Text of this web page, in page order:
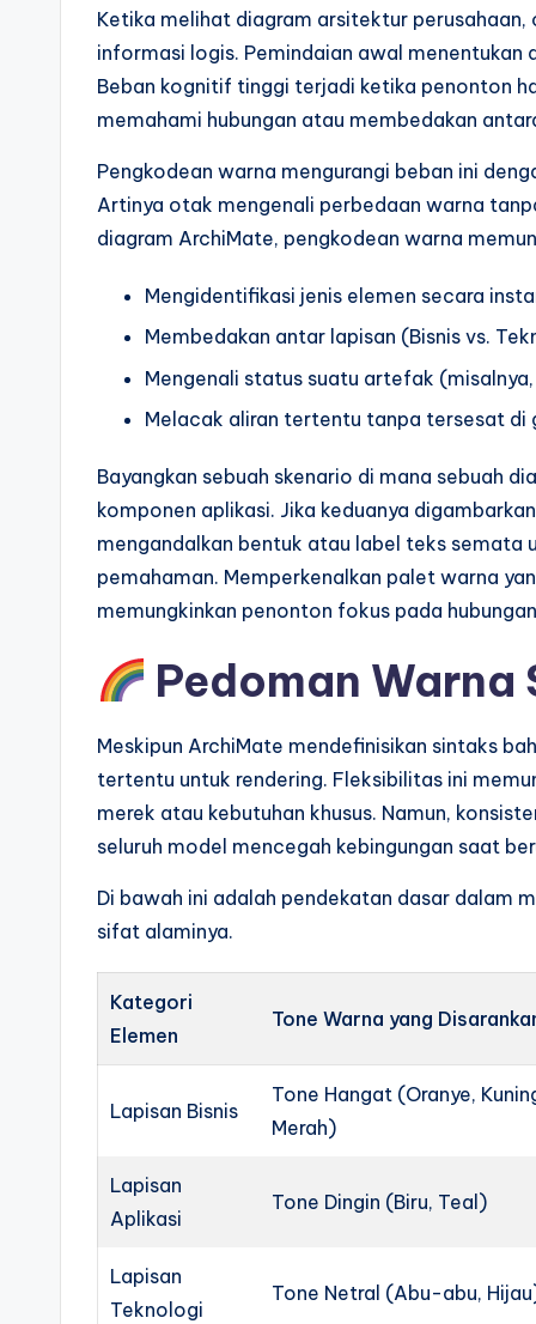
Ketika melihat diagram arsitektur
informasi logis. Pemindaian awal
Beban kognitif tinggi terjadi ketika penonton
memahami hubungan atau membedakan
Pengkodean warna mengurangi beban ini
Artinya otak mengenali perbedaan warna
diagram ArchiMate, pengkodean warna
Mengidentifikasi jenis elemen secara
Membedakan antar lapisan (Bisnis vs.
Mengenali status suatu artefak
Melacak aliran tertentu tanpa tersesat di
Bayangkan sebuah skenario di mana sebuah
komponen aplikasi. Jika keduanya
mengandalkan bentuk atau label teks semata
pemahaman. Memperkenalkan palet warna
memungkinkan penonton fokus pada
Pedoman
Meskipun ArchiMate mendefinisikan sintaks
tertentu untuk rendering. Fleksibilitas ini
merek atau kebutuhan khusus. Namun,
seluruh model mencegah kebingungan saat
Di bawah ini adalah pendekatan dasar dalam
sifat alaminya.
Kategori
Elemen
Tone Warna yang
Lapisan Bisnis
Tone Hangat (Oranye,
Merah)
Lapisan
Aplikasi
Tone Dingin (Biru, Teal)
Lapisan
Teknologi
Tone Netral (Abu-abu,